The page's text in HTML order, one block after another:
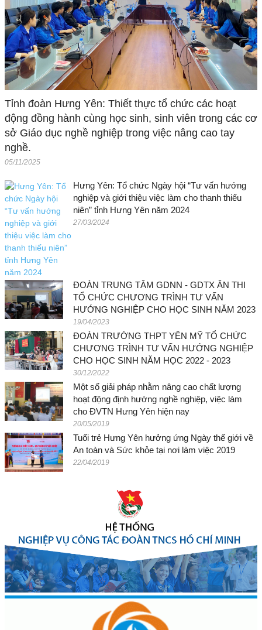
Tỉnh đoàn Hưng Yên: Thiết thực tổ chức các hoạt
động đồng hành cùng học sinh, sinh viên trong các cơ
sở Giáo dục nghề nghiệp trong việc nâng cao tay
nghề.
05/11/2025
Hưng Yên: Tổ chức Ngày hội “Tư vấn hướng
nghiệp và giới thiệu việc làm cho thanh thiếu
niên” tỉnh Hưng Yên năm 2024
27/03/2024
ĐOÀN TRUNG TÂM GDNN - GDTX ÂN THI
TỔ CHỨC CHƯƠNG TRÌNH TƯ VẤN
HƯỚNG NGHIỆP CHO HỌC SINH NĂM 2023
19/04/2023
ĐOÀN TRƯỜNG THPT YÊN MỸ TỔ CHỨC
CHƯƠNG TRÌNH TƯ VẤN HƯỚNG NGHIỆP
CHO HỌC SINH NĂM HỌC 2022 - 2023
30/12/2022
Một số giải pháp nhằm nâng cao chất lượng
hoạt động định hướng nghề nghiệp, việc làm
cho ĐVTN Hưng Yên hiện nay
20/05/2019
Tuổi trẻ Hưng Yên hưởng ứng Ngày thế giới về
An toàn và Sức khỏe tại nơi làm việc 2019
22/04/2019